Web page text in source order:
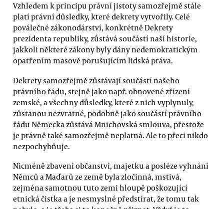
Vzhledem k principu právní jistoty samozřejmě stále
platí právní důsledky, které dekrety vytvořily. Celé
poválečné zákonodárství, konkrétně Dekrety
prezidenta republiky, zůstává součástí naší historie,
jakkoli některé zákony byly dány nedemokratickým
opatřením masově porušujícím lidská práva.
Dekrety samozřejmě zůstávají součástí našeho
právního řádu, stejně jako např. obnovené zřízení
zemské, a všechny důsledky, které z nich vyplynuly,
zůstanou nezvratné, podobně jako součástí právního
řádu Německa zůstává Mnichovská smlouva, přestože
je právně také samozřejmě neplatná. Ale to přeci nikdo
nezpochybňuje.
Nicméně zbavení občanství, majetku a posléze vyhnání
Němců a Maďarů ze země byla zločinná, mstivá,
zejména samotnou tuto zemi hloupě poškozující
etnická čistka a je nesmyslné předstírat, že tomu tak